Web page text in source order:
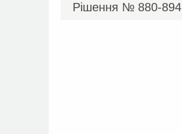
Рішення № 880-894